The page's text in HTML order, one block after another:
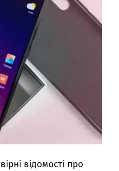
відомості про